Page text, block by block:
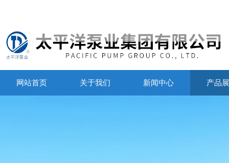
网站首页 关于我们 新闻中心 产品